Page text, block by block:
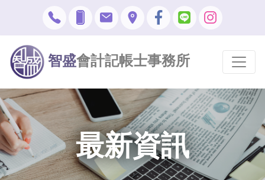
智盛會計記帳士事務所
最新資訊